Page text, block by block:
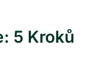
5 Kroků